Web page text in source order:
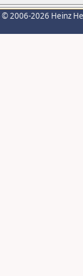
© 2006-2026 Heinz